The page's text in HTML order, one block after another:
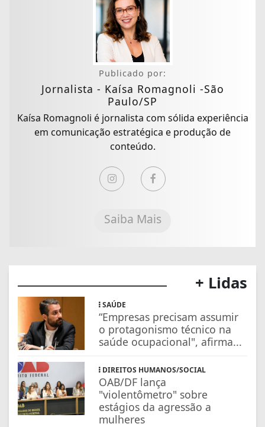
Publicado por:
Jornalista - Kaísa Romagnoli -São
Paulo/SP
Kaísa Romagnoli é jornalista com sólida experiência
em comunicação estratégica e produção de
conteúdo.
Saiba Mais
+ Lidas
SAÚDE
“Empresas precisam assumir
o protagonismo técnico na
saúde ocupacional", afirma...
DIREITOS HUMANOS/SOCIAL
OAB/DF lança
"violentômetro" sobre
estágios da agressão a
mulheres